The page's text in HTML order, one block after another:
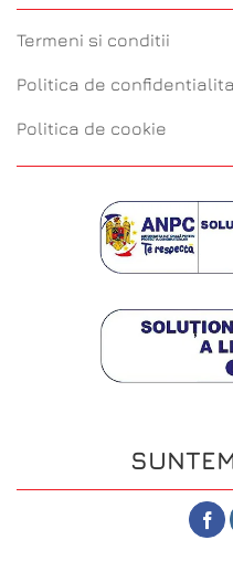
Termeni si conditii
Politica de
Politica de cookie